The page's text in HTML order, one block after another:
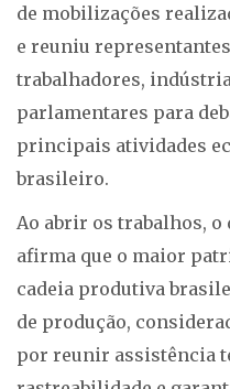
de mobilizações
e reuniu
trabalhadores,
parlamentares para
principais atividades
brasileiro.
Ao abrir os trabalhos,
afirma que o maior
cadeia produtiva
de produção,
por reunir assistência